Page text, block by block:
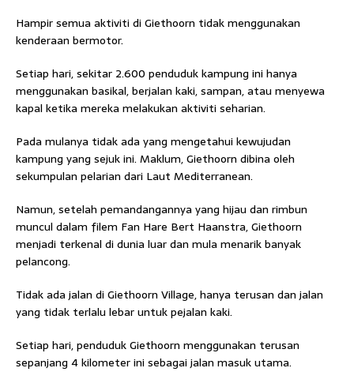
Hampir semua aktiviti di Giethoorn tidak menggunakan
kenderaan bermotor.
Setiap hari, sekitar 2.600 penduduk kampung ini hanya
menggunakan basikal, berjalan kaki, sampan, atau menyewa
kapal ketika mereka melakukan aktiviti seharian.
Pada mulanya tidak ada yang mengetahui kewujudan
kampung yang sejuk ini. Maklum, Giethoorn dibina oleh
sekumpulan pelarian dari Laut Mediterranean.
Namun, setelah pemandangannya yang hijau dan rimbun
muncul dalam filem Fan Hare Bert Haanstra, Giethoorn
menjadi terkenal di dunia luar dan mula menarik banyak
pelancong.
Tidak ada jalan di Giethoorn Village, hanya terusan dan jalan
yang tidak terlalu lebar untuk pejalan kaki.
Setiap hari, penduduk Giethoorn menggunakan terusan
sepanjang 4 kilometer ini sebagai jalan masuk utama.